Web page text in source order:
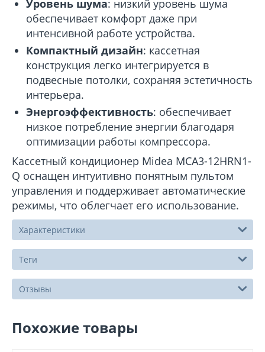
Уровень шума: низкий уровень шума
обеспечивает комфорт даже при
интенсивной работе устройства.
Компактный дизайн: кассетная
конструкция легко интегрируется в
подвесные потолки, сохраняя эстетичность
интерьера.
Энергоэффективность: обеспечивает
низкое потребление энергии благодаря
оптимизации работы компрессора.
Кассетный кондиционер Midea MCA3-12HRN1-
Q оснащен интуитивно понятным пультом
управления и поддерживает автоматические
режимы, что облегчает его использование.
Характеристики
Теги
Отзывы
Похожие товары